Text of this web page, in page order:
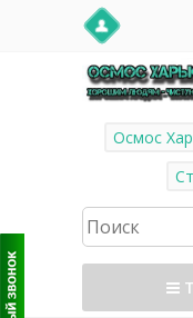
Осмос